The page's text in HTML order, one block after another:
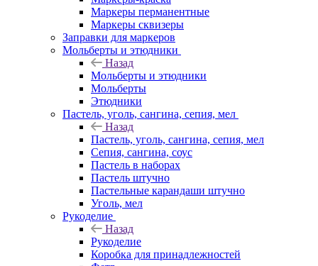
Маркеры перманентные
Маркеры сквизеры
Заправки для маркеров
Мольберты и этюдники
Назад
Мольберты и этюдники
Мольберты
Этюдники
Пастель, уголь, сангина, сепия, мел
Назад
Пастель, уголь, сангина, сепия, мел
Сепия, сангина, соус
Пастель в наборах
Пастель штучно
Пастельные карандаши штучно
Уголь, мел
Рукоделие
Назад
Рукоделие
Коробка для принадлежностей